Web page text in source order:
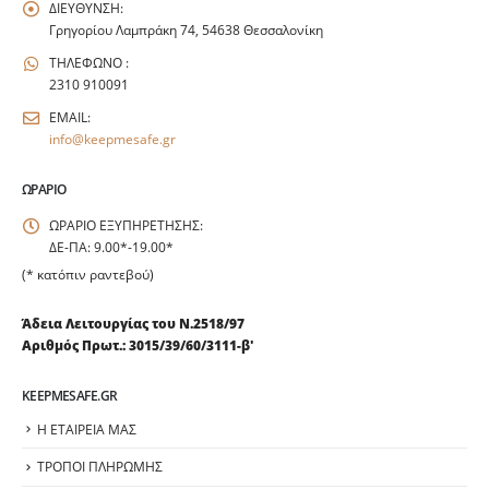
ΔΙΕΥΘΥΝΣΗ:
Γρηγορίου Λαμπράκη 74, 54638 Θεσσαλονίκη
ΤΗΛΕΦΩΝΟ :
2310 910091
EMAIL:
info@keepmesafe.gr
ΩΡΆΡΙΟ
ΩΡΑΡΙΟ ΕΞΥΠΗΡΕΤΗΣΗΣ:
ΔΕ-ΠΑ: 9.00*-19.00*
(* κατόπιν ραντεβού)
Άδεια Λειτουργίας του Ν.2518/97
Αριθμός Πρωτ.: 3015/39/60/3111-β'
KEEPMESAFE.GR
Η ΕΤΑΙΡΕΙΑ ΜΑΣ
ΤΡΟΠΟΙ ΠΛΗΡΩΜΗΣ